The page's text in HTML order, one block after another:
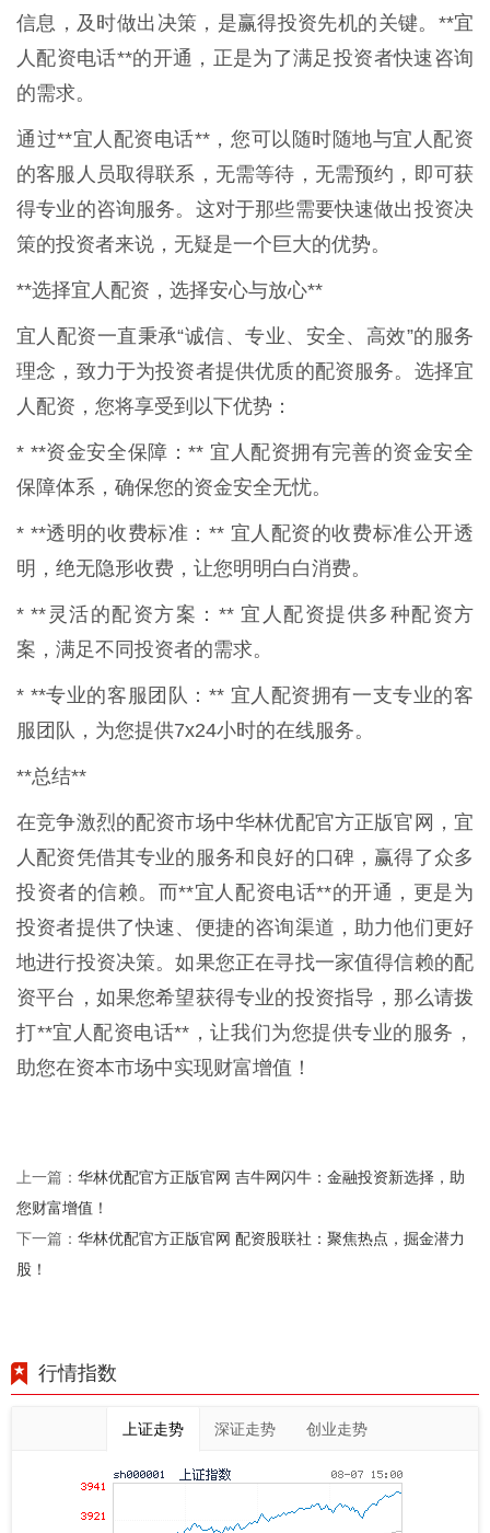
信息，及时做出决策，是赢得投资先机的关键。**宜
人配资电话**的开通，正是为了满足投资者快速咨询
的需求。
通过**宜人配资电话**，您可以随时随地与宜人配资
的客服人员取得联系，无需等待，无需预约，即可获
得专业的咨询服务。这对于那些需要快速做出投资决
策的投资者来说，无疑是一个巨大的优势。
**选择宜人配资，选择安心与放心**
宜人配资一直秉承“诚信、专业、安全、高效”的服务
理念，致力于为投资者提供优质的配资服务。选择宜
人配资，您将享受到以下优势：
* **资金安全保障：** 宜人配资拥有完善的资金安全
保障体系，确保您的资金安全无忧。
* **透明的收费标准：** 宜人配资的收费标准公开透
明，绝无隐形收费，让您明明白白消费。
* **灵活的配资方案：** 宜人配资提供多种配资方
案，满足不同投资者的需求。
* **专业的客服团队：** 宜人配资拥有一支专业的客
服团队，为您提供7x24小时的在线服务。
**总结**
在竞争激烈的配资市场中华林优配官方正版官网，宜
人配资凭借其专业的服务和良好的口碑，赢得了众多
投资者的信赖。而**宜人配资电话**的开通，更是为
投资者提供了快速、便捷的咨询渠道，助力他们更好
地进行投资决策。如果您正在寻找一家值得信赖的配
资平台，如果您希望获得专业的投资指导，那么请拨
打**宜人配资电话**，让我们为您提供专业的服务，
助您在资本市场中实现财富增值！
上一篇： 华林优配官方正版官网 吉牛网闪牛：金融投资新选择，助
您财富增值！
下一篇： 华林优配官方正版官网 配资股联社：聚焦热点，掘金潜力
股！
行情指数
上证走势 深证走势 创业走势